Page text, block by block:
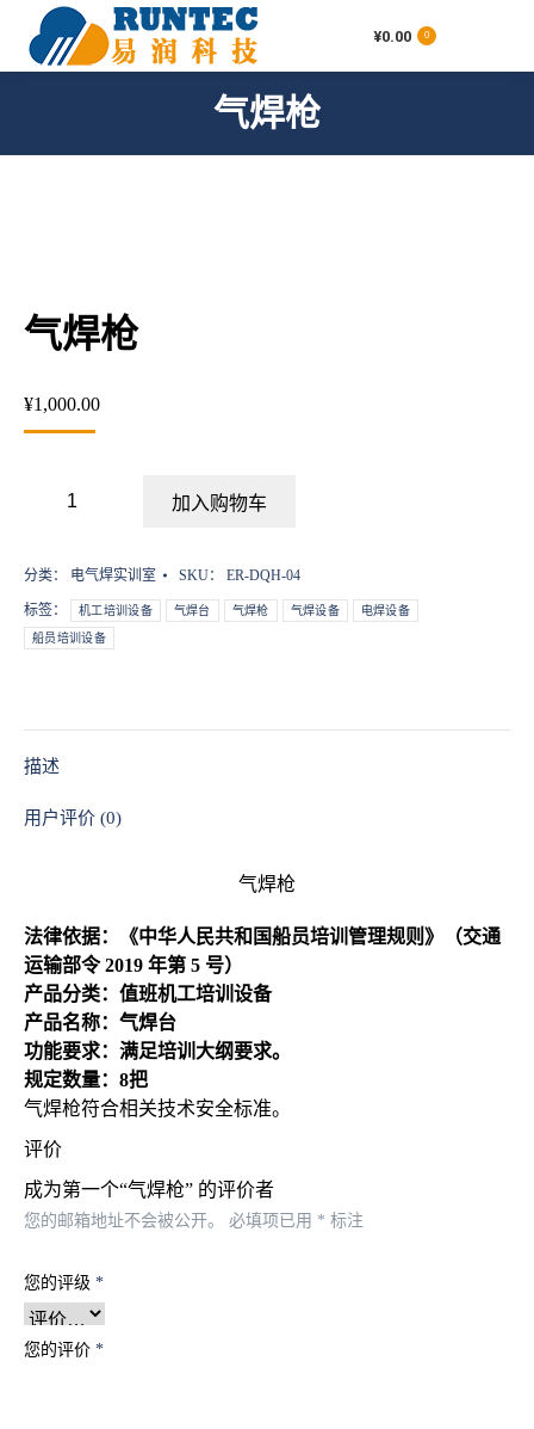
¥0.00 0
气焊枪
您在这里：
气焊枪
¥1,000.00
数
量
加入购物车
分类： 电气焊实训室 SKU： ER-DQH-04
标签： 机工培训设备 气焊台 气焊枪 气焊设备 电焊设备
船员培训设备
描述
用户评价 (0)
气焊枪
法律依据：《中华人民共和国船员培训管理规则》（交通
运输部令 2019 年第 5 号）
产品分类：值班机工培训设备
产品名称：气焊台
功能要求：满足培训大纲要求。
规定数量：8把
气焊枪符合相关技术安全标准。
评价
成为第一个“气焊枪” 的评价者
您的邮箱地址不会被公开。 必填项已用 * 标注
您的评级 *
您的评价 *